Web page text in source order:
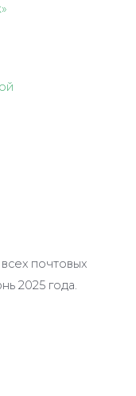
почтовых
2025 года.